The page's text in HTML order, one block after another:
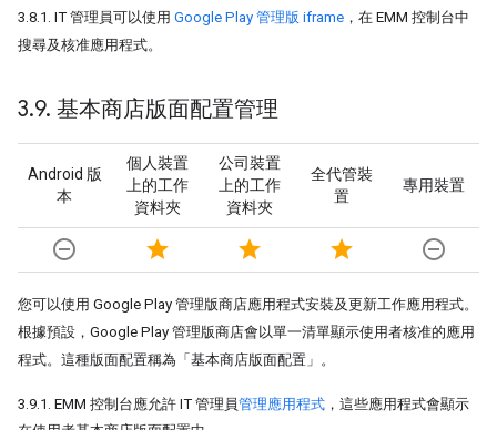
3.8.1. IT 管理員可以使用 Google Play 管理版 iframe ，在 EMM 控制台中
搜尋及核准應用程式。
3.9. 基本商店版面配置管理
Android 版
本
個人裝置
上的工作
資料夾
公司裝置
上的工作
資料夾
全代管裝
置
專用裝置
remove_circle_outline star star star remove_circle_outline
您可以使用 Google Play 管理版商店應用程式安裝及更新工作應用程式。
根據預設，Google Play 管理版商店會以單一清單顯示使用者核准的應用
程式。這種版面配置稱為「基本商店版面配置」 。
3.9.1. EMM 控制台應允許 IT 管理員管理應用程式 ，這些應用程式會顯示